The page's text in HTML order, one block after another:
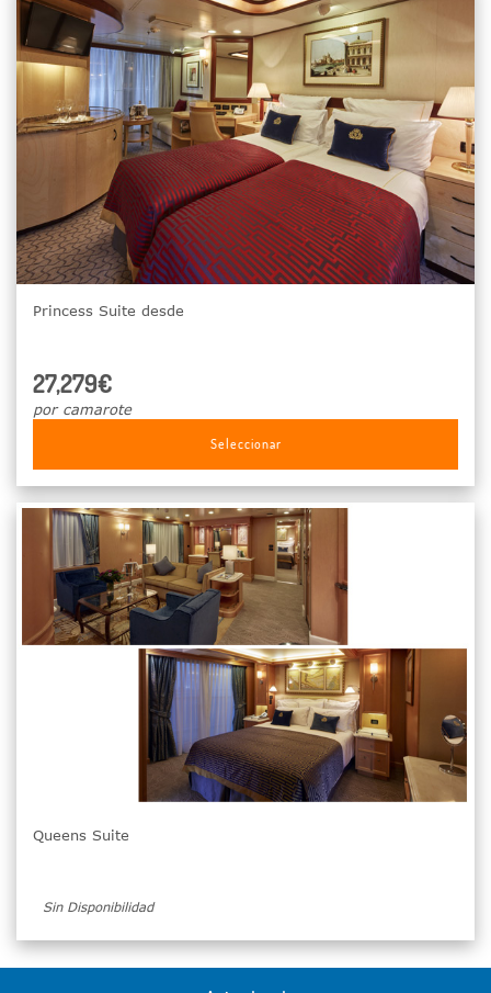
Princess Suite desde
27,279€
por camarote
Seleccionar
Queens Suite
Sin Disponibilidad